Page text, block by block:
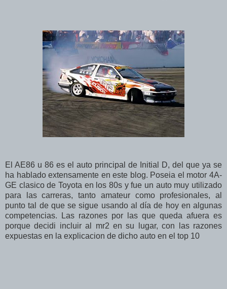
El AE86 u 86 es el auto principal de Initial D, del que ya se
ha hablado extensamente en este blog. Poseia el motor 4A-
GE clasico de Toyota en los 80s y fue un auto muy utilizado
para las carreras, tanto amateur como profesionales, al
punto tal de que se sigue usando al día de hoy en algunas
competencias. Las razones por las que queda afuera es
porque decidi incluir al mr2 en su lugar, con las razones
expuestas en la explicacion de dicho auto en el top 10